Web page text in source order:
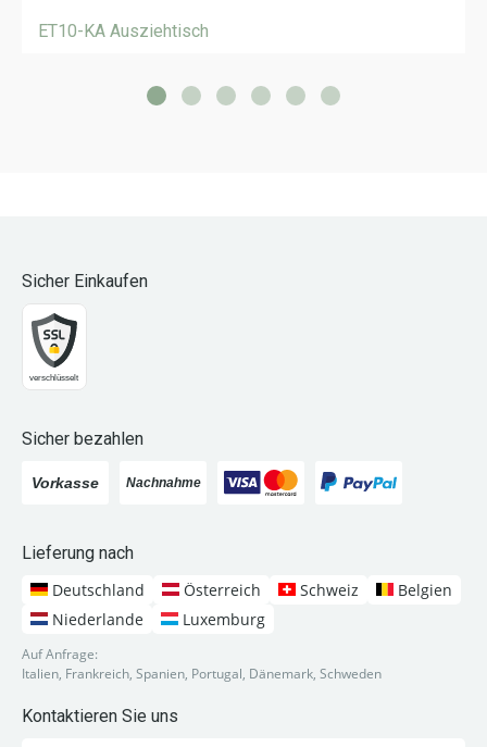
ET10-KA Ausziehtisch
Sicher Einkaufen
Sicher bezahlen
Lieferung nach
Deutschland
Österreich Schweiz
Belgien
Niederlande
Luxemburg
Auf Anfrage:
Italien, Frankreich, Spanien, Portugal, Dänemark, Schweden
Kontaktieren Sie uns